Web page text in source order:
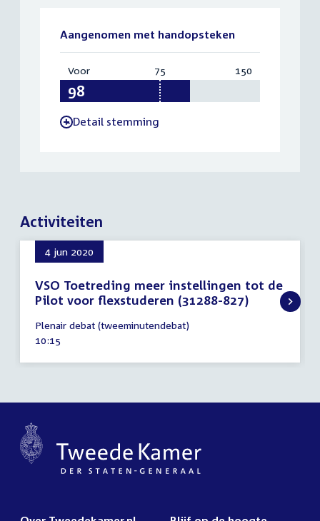
Aangenomen met handopsteken
Voor:
75 150
-Detail stemming
Activiteiten
4 jun 2020
VSO Toetreding meer instellingen tot de
Pilot voor flexstuderen (31288-827)
juni
2020
Plenair debat (tweeminutendebat)
Tijd
10:15